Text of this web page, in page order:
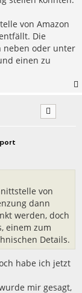
von Amazon
Die
neben oder unter
einen zu
von
dann
werden, doch
einem zum
Details.
habe ich jetzt
mir gesagt,